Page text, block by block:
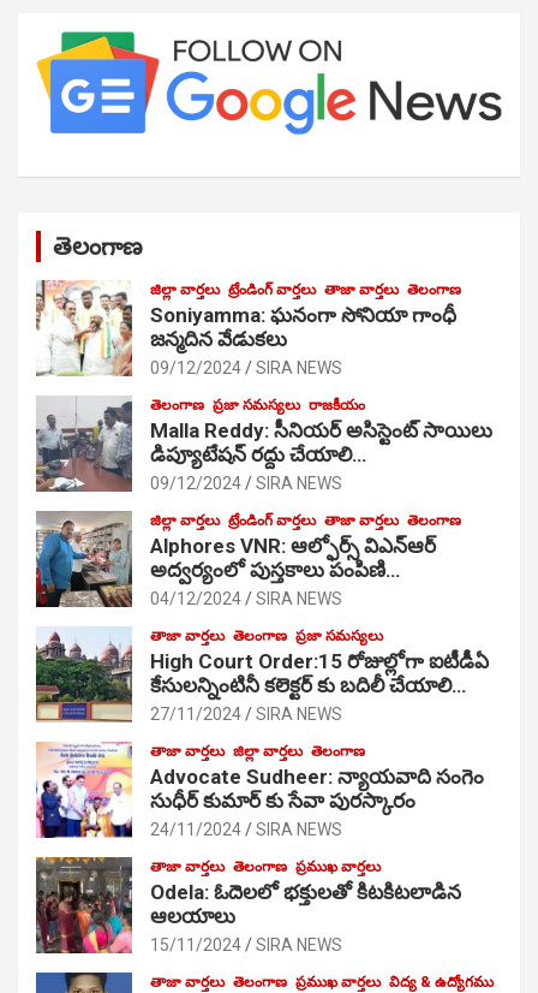
తెలంగాణ
జిల్లా వార్తలు ట్రేండింగ్ వార్తలు తాజా వార్తలు తెలంగాణ
Soniyamma: ఘ‌నంగా సోనియా గాంధీ
జ‌న్మ‌దిన వేడుక‌లు
09/12/2024 SIRA NEWS
తెలంగాణ ప్రజా సమస్యలు రాజకీయం
Malla Reddy: సీనియర్ అసిస్టెంట్ సాయిలు
డిప్యూటేషన్ రద్దు చేయాలి…
09/12/2024 SIRA NEWS
జిల్లా వార్తలు ట్రేండింగ్ వార్తలు తాజా వార్తలు తెలంగాణ
Alphores VNR: ఆల్ఫోర్స్ విఎన్ఆర్
అద్వర్యంలో పుస్తకాలు పంపిణి…
04/12/2024 SIRA NEWS
తాజా వార్తలు తెలంగాణ ప్రజా సమస్యలు
High Court Order:15 రోజుల్లోగా ఐటీడీఏ
కేసులన్నింటినీ కలెక్టర్ కు బదిలీ చేయాలి…
27/11/2024 SIRA NEWS
తాజా వార్తలు జిల్లా వార్తలు తెలంగాణ
Advocate Sudheer: న్యాయవాది సంగెం
సుధీర్ కుమార్ కు సేవా పురస్కారం
24/11/2024 SIRA NEWS
తాజా వార్తలు తెలంగాణ ప్రముఖ వార్తలు
Odela: ఓదెల‌లో భక్తులతో కిటకిటలాడిన
ఆల‌యాలు
15/11/2024 SIRA NEWS
తాజా వార్తలు తెలంగాణ ప్రముఖ వార్తలు విద్య & ఉద్యోగము